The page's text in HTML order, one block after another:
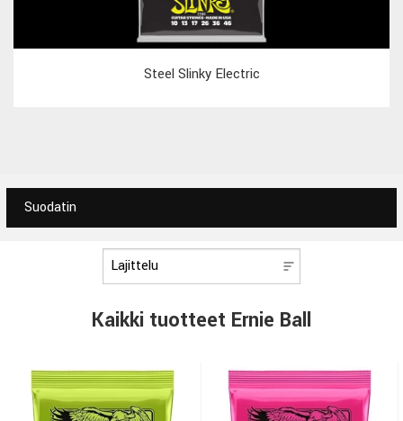
Steel Slinky Electric
Suodatin
Kaikki tuotteet Ernie Ball